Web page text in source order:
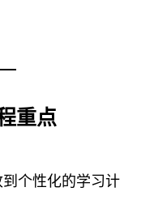
重点
个性化的学习计